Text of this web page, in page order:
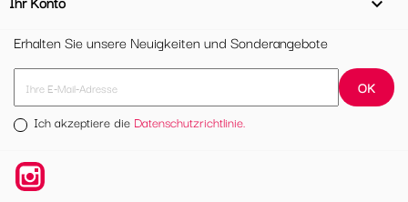

Erhalten Sie unsere Neuigkeiten und Sonderangebote
Ich akzeptiere die Datenschutzrichtlinie.